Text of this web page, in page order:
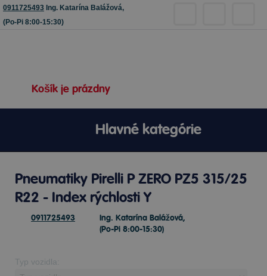
0911725493 Ing. Katarína Balážová,
(Po-Pi 8:00-15:30)
Košík je prázdny
Hlavné kategórie
Pneumatiky Pirelli P ZERO PZ5 315/25
R22 - Index rýchlosti Y
0911725493
Ing. Katarína Balážová,
(Po-Pi 8:00-15:30)
Typ vozidla: